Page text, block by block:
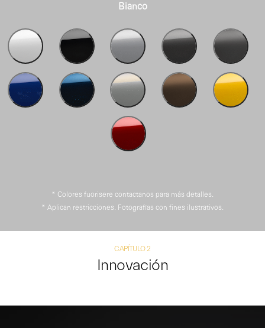
Bianco
* Colores fuorisere contactanos para más detalles.
* Aplican restricciones. Fotografías con fines ilustrativos.
CAPÍTULO 2
Innovación